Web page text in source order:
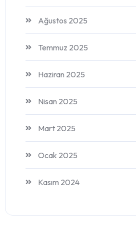
Ağustos 2025
Temmuz 2025
Haziran 2025
Nisan 2025
Mart 2025
Ocak 2025
Kasım 2024